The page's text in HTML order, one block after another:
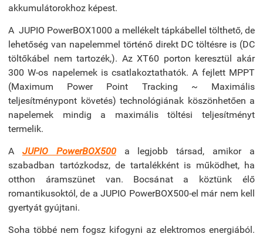
akkumulátorokhoz képest.
A JUPIO PowerBOX1000 a mellékelt tápkábellel tölthető, de
lehetőség van napelemmel történő direkt DC töltésre is (DC
töltőkábel nem tartozék,). Az XT60 porton keresztül akár
300 W-os napelemek is csatlakoztathatók. A fejlett MPPT
(Maximum Power Point Tracking ~ Maximális
teljesítménypont követés) technológiának köszönhetően a
napelemek mindig a maximális töltési teljesítményt
termelik.
A JUPIO PowerBOX500a legjobb társad, amikor a
szabadban tartózkodsz, de tartalékként is működhet, ha
otthon áramszünet van. Bocsánat a köztünk élő
romantikusoktól, de a JUPIO PowerBOX500-el már nem kell
gyertyát gyújtani.
Soha többé nem fogsz kifogyni az elektromos energiából.